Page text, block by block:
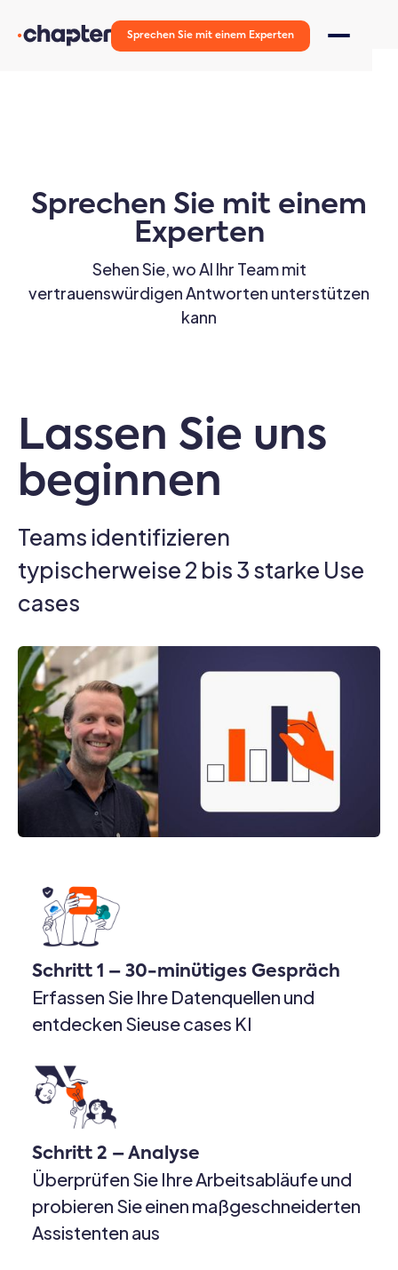
Sprechen Sie mit einem Experten
Sprechen Sie mit einem
Experten
Sehen Sie, wo AI Ihr Team mit
vertrauenswürdigen Antworten unterstützen
kann
Lassen Sie uns
beginnen
Teams identifizieren
typischerweise 2 bis 3 starke Use
cases
Schritt 1 – 30-minütiges Gespräch
Erfassen Sie Ihre Datenquellen und
entdecken Sieuse cases KI
Schritt 2 – Analyse
Überprüfen Sie Ihre Arbeitsabläufe und
probieren Sie einen maßgeschneiderten
Assistenten aus